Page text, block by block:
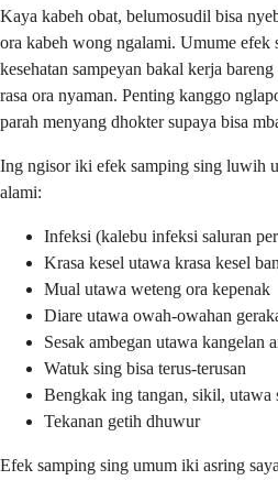
Kaya kabeh obat, belumosudil bisa
ora kabeh wong ngalami. Umume efek
kesehatan sampeyan bakal kerja
rasa ora nyaman. Penting kanggo
parah menyang dhokter supaya bisa
Ing ngisor iki efek samping sing luwih
alami:
Infeksi (kalebu infeksi saluran
Krasa kesel utawa krasa kesel
Mual utawa weteng ora kepenak
Diare utawa owah-owahan
Sesak ambegan utawa kangelan
Watuk sing bisa terus-terusan
Bengkak ing tangan, sikil, utawa
Tekanan getih dhuwur
Efek samping sing umum iki asring